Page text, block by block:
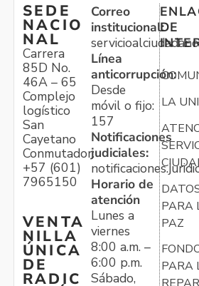
SEDE
NACIO
NAL
Carrera
85D No.
46A – 65
Complejo
logístico
San
Cayetano
Conmutador:
+57 (601)
7965150
VENTA
NILLA
ÚNICA
DE
RADIC
Correo
institucional:
Línea
anticorrupción:
Desde
móvil o fijo:
157
Notificaciones
judiciales:
Horario de
atención
Lunes a
viernes
8:00 a.m. –
6:00 p.m.
Sábado,
DE
LA
PARA
PAZ
PARA